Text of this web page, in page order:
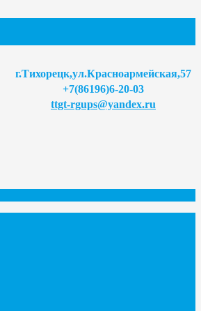
г.Тихорецк,ул.Красноармейская,57
+7(86196)6-20-03
ttgt-rgups@yandex.ru